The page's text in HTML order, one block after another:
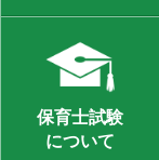
保育士試験
について